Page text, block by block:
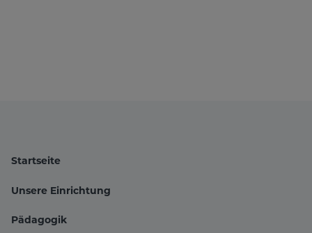
Startseite
Unsere Einrichtung
Pädagogik